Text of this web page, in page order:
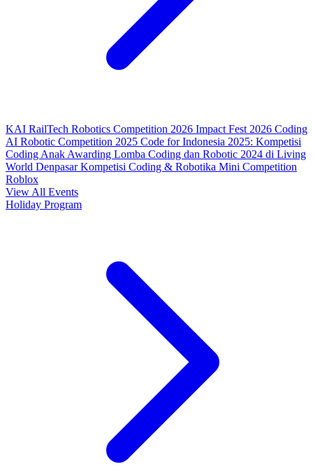
KAI RailTech Robotics Competition 2026 Impact Fest 2026 Coding
AI Robotic Competition 2025 Code for Indonesia 2025: Kompetisi
Coding Anak Awarding Lomba Coding dan Robotic 2024 di Living
World DenpasarKompetisi Coding & Robotika Mini Competition
Roblox
View All Events
Holiday Program